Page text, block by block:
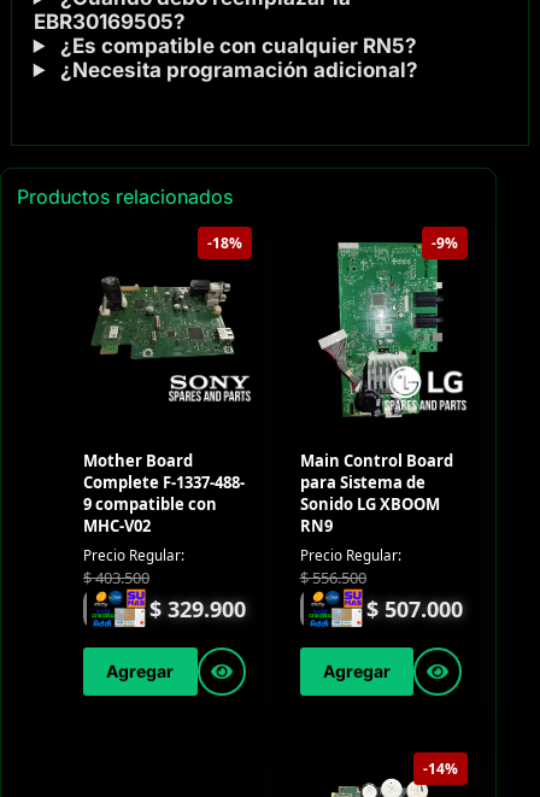
EBR30169505?
¿Es compatible con cualquier RN5?
¿Necesita programación adicional?
Productos relacionados
-18%
Mother Board
Complete F-1337-488-
9 compatible con
MHC-V02
Precio Regular:
$403.500
$ 329.900
Agregar
-9%
Main Control Board
para Sistema de
Sonido LG XBOOM
RN9
Precio Regular:
$556.500
$ 507.000
Agregar
-14%